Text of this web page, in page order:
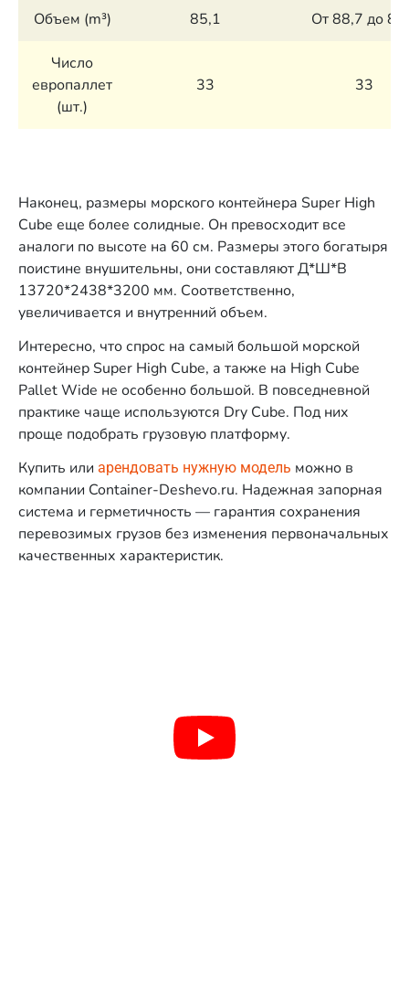
Объем (m³) 85,1 От 88,7 до
Число
европаллет
(шт.)
33 33
Наконец, размеры морского контейнера Super High
Cube еще более солидные. Он превосходит все
аналоги по высоте на 60 см. Размеры этого богатыря
поистине внушительны, они составляют Д*Ш*В
13720*2438*3200 мм. Соответственно,
увеличивается и внутренний объем.
Интересно, что спрос на самый большой морской
контейнер Super High Cube, а также на High Cube
Pallet Wide не особенно большой. В повседневной
практике чаще используются Dry Cube. Под них
проще подобрать грузовую платформу.
Купить или арендовать нужную модель можно в
компании Container-Deshevo.ru. Надежная запорная
система и герметичность — гарантия сохранения
перевозимых грузов без изменения первоначальных
качественных характеристик.